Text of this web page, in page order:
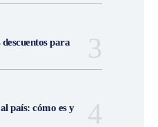
para
país: cómo es y